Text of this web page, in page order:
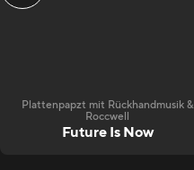
Plattenpapzt mit Rückhandmusik &
Roccwell
Future Is Now